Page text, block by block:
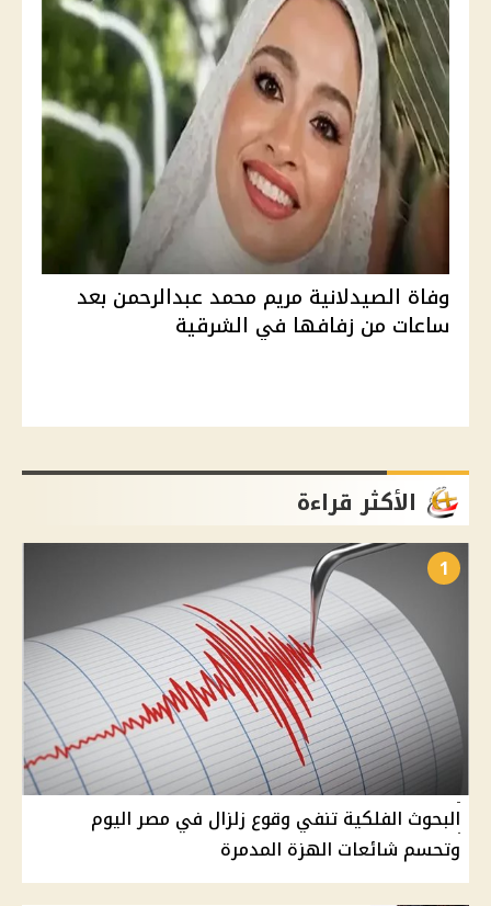
وفاة الصيدلانية مريم محمد عبدالرحمن بعد
ساعات من زفافها في الشرقية
الأكثر قراءة
1
البحوث الفلكية تنفي وقوع زلزال في مصر اليوم
وتحسم شائعات الهزة المدمرة